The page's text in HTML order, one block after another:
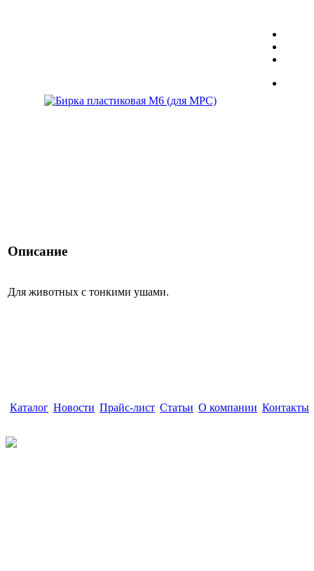
Описание
Для животных с тонкими ушами.
Каталог Новости Прайс-лист Статьи О компании Контакты